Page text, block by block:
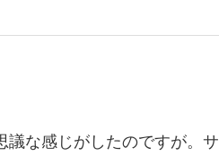
議な感じがしたのですが。サ